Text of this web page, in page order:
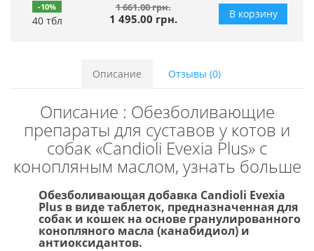
-10%
40 тбл
1 661.00 грн.
1 495.00 грн. В корзину
Описание Отзывы (0)
Описание : Обезболивающие
препараты для суставов у котов и
собак «Candioli Evexia Plus» с
конопляным маслом, узнать больше
Обезболивающая добавка Candioli Evexia
Plus в виде таблеток, предназначенная для
собак и кошек на основе гранулированного
конопляного масла (канабидиол) и
антиоксидантов.